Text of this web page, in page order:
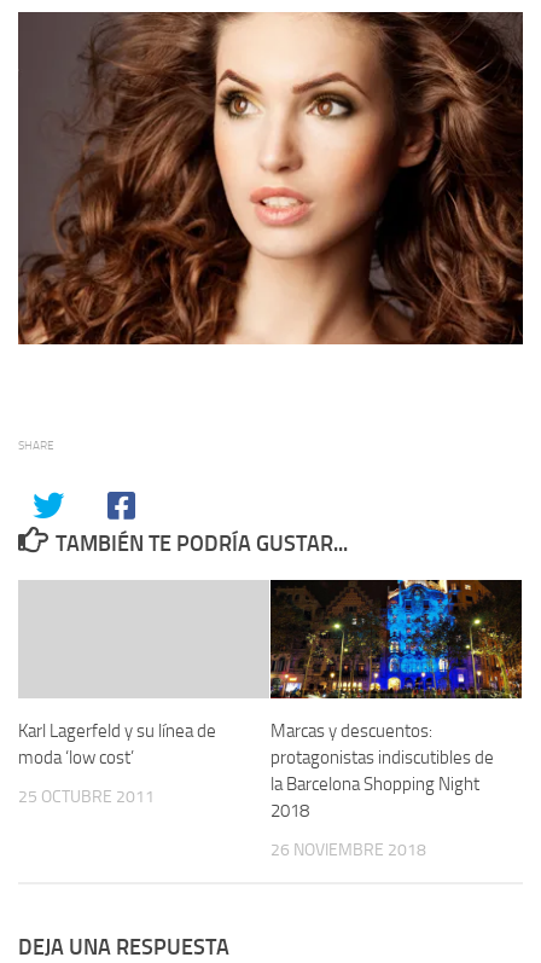
SHARE
TAMBIÉN TE PODRÍA GUSTAR...
Karl Lagerfeld y su línea de
moda ‘low cost’
25 OCTUBRE 2011
Marcas y descuentos:
protagonistas indiscutibles de
la Barcelona Shopping Night
2018
26 NOVIEMBRE 2018
DEJA UNA RESPUESTA